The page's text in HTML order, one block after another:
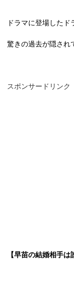
ドラマに登場したド
驚きの過去が隠され
スポンサードリンク
【早苗の結婚相手は